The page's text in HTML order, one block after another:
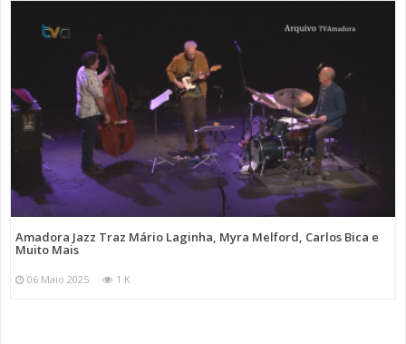
Amadora Jazz Traz Mário Laginha, Myra Melford, Carlos Bica e
Muito Mais
06 Maio 2025 1 K